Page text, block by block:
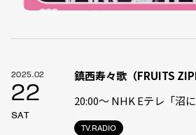
2025.02
22
SAT
TV.RADIO
鎮西寿々歌（FRUITS
20:00〜 NHK Eテレ「沼